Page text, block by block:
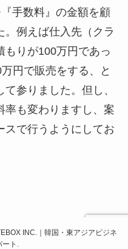
手数料』の金額を顧
例えば仕入先（クラ
もりが100万円であっ
円で販売をする、と
参りました。但し、
率も変わりますし、案
スで行うようにしてお
INC.｜韓国・東アジアビジネ
ート.